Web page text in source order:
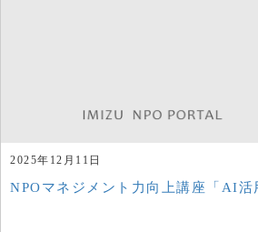
2025年12月11日
NPOマネジメント力向上講座「AI活